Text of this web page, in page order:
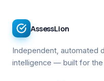
AssessLion
Independent, automated
intelligence — built for